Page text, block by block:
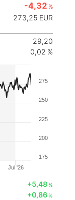
-4,32 %
273,25 EUR
29,20
0,02 %
Jul '26
175
200
225
250
275
+5,48%
+0,86%